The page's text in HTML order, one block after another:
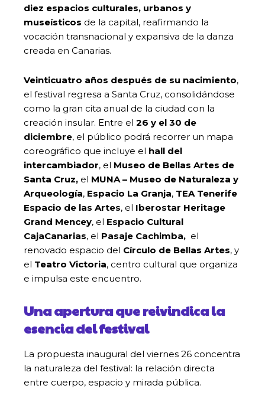
diez espacios culturales, urbanos y
museísticos de la capital, reafirmando la
vocación transnacional y expansiva de la danza
creada en Canarias.
Veinticuatro años después de su nacimiento,
el festival regresa a Santa Cruz, consolidándose
como la gran cita anual de la ciudad con la
creación insular. Entre el 26 y el 30 de
diciembre, el público podrá recorrer un mapa
coreográfico que incluye el hall del
intercambiador, el Museo de Bellas Artes de
Santa Cruz, el MUNA – Museo de Naturaleza y
Arqueología, Espacio La Granja, TEA Tenerife
Espacio de las Artes, el Iberostar Heritage
Grand Mencey, el Espacio Cultural
CajaCanarias, el Pasaje Cachimba, el
renovado espacio del Círculo de Bellas Artes, y
el Teatro Victoria, centro cultural que organiza
e impulsa este encuentro.
Una apertura que reivindica la
esencia del festival
La propuesta inaugural del viernes 26 concentra
la naturaleza del festival: la relación directa
entre cuerpo, espacio y mirada pública.